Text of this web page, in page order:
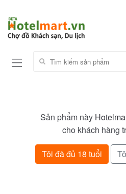
Tìm kiếm sản phẩm:
Sản phẩm này
cho khách hàng
Tôi đã đủ 18 tuổi